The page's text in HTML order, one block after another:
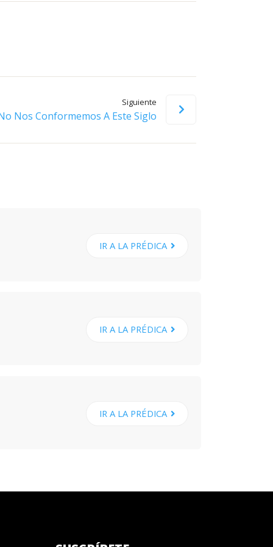
o
el
Siguiente
Nos Conformemos A Este Siglo
IR A LA PRÉDICA
IR A LA PRÉDICA
IR A LA PRÉDICA